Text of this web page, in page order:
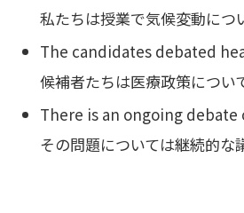
私たちは授業で気候変動につ
The candidates debated
候補者たちは医療政策につい
There is an ongoing debate
その問題については継続的な